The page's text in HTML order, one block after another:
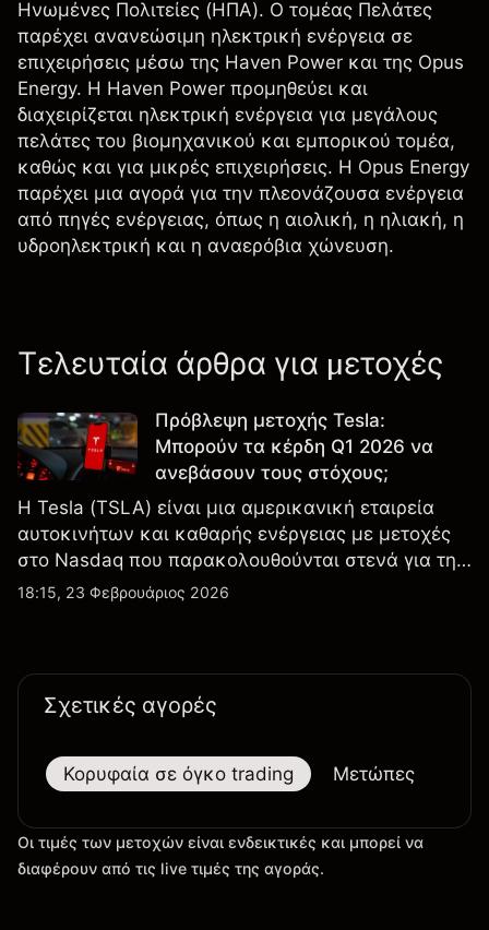
Ηνωμένες Πολιτείες (ΗΠΑ). Ο τομέας Πελάτες
παρέχει ανανεώσιμη ηλεκτρική ενέργεια σε
επιχειρήσεις μέσω της Haven Power και της Opus
Energy. Η Haven Power προμηθεύει και
διαχειρίζεται ηλεκτρική ενέργεια για μεγάλους
πελάτες του βιομηχανικού και εμπορικού τομέα,
καθώς και για μικρές επιχειρήσεις. Η Opus Energy
παρέχει μια αγορά για την πλεονάζουσα ενέργεια
από πηγές ενέργειας, όπως η αιολική, η ηλιακή, η
υδροηλεκτρική και η αναερόβια χώνευση.
Τελευταία άρθρα για μετοχές
Πρόβλεψη μετοχής Tesla:
Μπορούν τα κέρδη Q1 2026 να
ανεβάσουν τους στόχους;
Η Tesla (TSLA) είναι μια αμερικανική εταιρεία
αυτοκινήτων και καθαρής ενέργειας με μετοχές
στο Nasdaq που παρακολουθούνται στενά για την
απόδοση κερδών, τα δεδομένα παραδόσεων και
18:15, 23 Φεβρουάριος 2026
Σχετικές αγορές
Κορυφαία σε όγκο trading Μετώπες
Οι τιμές των μετοχών είναι ενδεικτικές και μπορεί να
διαφέρουν από τις live τιμές της αγοράς.